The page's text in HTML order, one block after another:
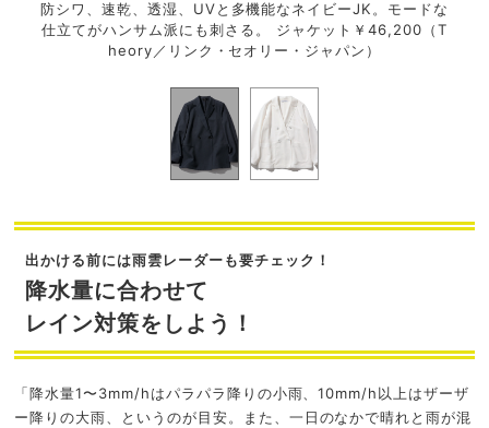
防シワ、速乾、透湿、UVと多機能なネイビーJK。モードな
仕立てがハンサム派にも刺さる。 ジャケット￥46,200（T
heory／リンク・セオリー・ジャパン）
出かける前には雨雲レーダーも要チェック！
降水量に合わせて
レイン対策をしよう！
「降水量1〜3mm/hはパラパラ降りの小雨、10mm/h以上はザーザ
ー降りの大雨、というのが目安。また、一日のなかで晴れと雨が混